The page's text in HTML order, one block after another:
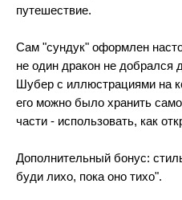
путешествие.
Сам "сундук" оформлен
не один дракон не добрался
Шубер с иллюстрациями на
его можно было хранить
части - использовать, как
Дополнительный бонус:
буди лихо, пока оно тихо".